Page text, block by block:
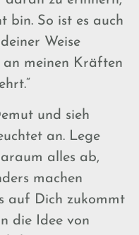
bin. So ist es auch
Weise
meinen Kräften
und sieh
an. Lege
alles ab,
machen
auf Dich zukommt
die Idee von